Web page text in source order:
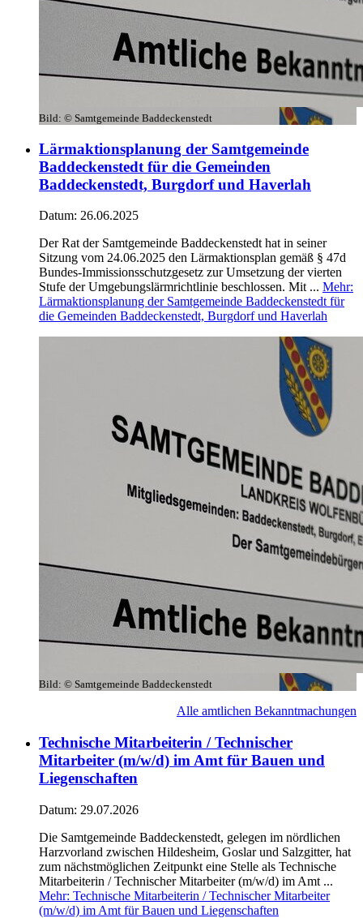
Bild: © Samtgemeinde Baddeckenstedt
Lärmaktionsplanung der Samtgemeinde
Baddeckenstedt für die Gemeinden
Baddeckenstedt, Burgdorf und Haverlah
Datum: 26.06.2025
Der Rat der Samtgemeinde Baddeckenstedt hat in seiner
Sitzung vom 24.06.2025 den Lärmaktionsplan gemäß § 47d
Bundes-Immissionsschutzgesetz zur Umsetzung der vierten
Stufe der Umgebungslärmrichtlinie beschlossen. Mit ... Mehr:
Lärmaktionsplanung der Samtgemeinde Baddeckenstedt für
die Gemeinden Baddeckenstedt, Burgdorf und Haverlah
Bild: © Samtgemeinde Baddeckenstedt
Alle amtlichen Bekanntmachungen
Technische Mitarbeiterin / Technischer
Mitarbeiter (m/w/d) im Amt für Bauen und
Liegenschaften
Datum: 29.07.2026
Die Samtgemeinde Baddeckenstedt, gelegen im nördlichen
Harzvorland zwischen Hildesheim, Goslar und Salzgitter, hat
zum nächstmöglichen Zeitpunkt eine Stelle als Technische
Mitarbeiterin / Technischer Mitarbeiter (m/w/d) im Amt ...
Mehr: Technische Mitarbeiterin / Technischer Mitarbeiter
(m/w/d) im Amt für Bauen und Liegenschaften